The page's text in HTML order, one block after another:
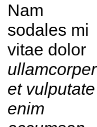
Nam
sodales mi
vitae dolor
ullamcorper
et vulputate
enim